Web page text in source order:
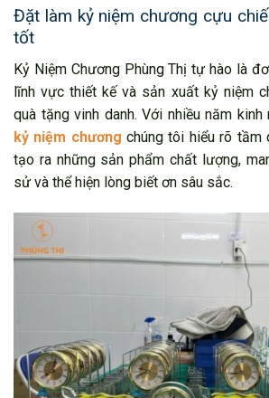
Đặt làm kỷ niệm chương cựu
tốt
Kỷ Niệm Chương Phùng Thị tự hào là
lĩnh vực thiết kế và sản xuất kỷ niệm
quà tặng vinh danh. Với nhiều năm kinh
kỷ niệm chương chúng tôi hiểu rõ tầm
tạo ra những sản phẩm chất lượng,
sử và thể hiện lòng biết ơn sâu sắc.